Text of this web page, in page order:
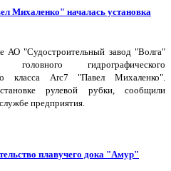
Михаленко" началась установка
"Судостроительный завод "Волга"
головного гидрографического
класса Arc7 "Павел Михаленко".
рулевой рубки, сообщили
предприятия.
плавучего дока "Амур"